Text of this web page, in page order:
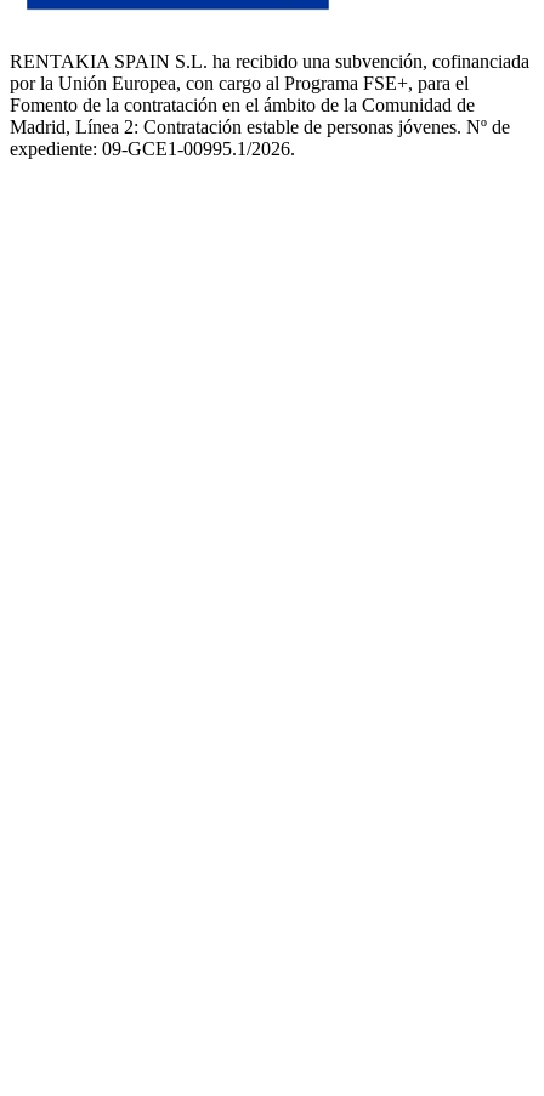
RENTAKIA SPAIN S.L. ha recibido una subvención, cofinanciada
por la Unión Europea, con cargo al Programa FSE+, para el
Fomento de la contratación en el ámbito de la Comunidad de
Madrid, Línea 2: Contratación estable de personas jóvenes. Nº de
expediente: 09-GCE1-00995.1/2026.